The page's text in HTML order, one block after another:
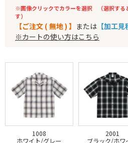
※画像クリックでカラーを選択 （選択する
す）
【ご注文 ( 無地 ) 】 または 【加工見
※カートの使い方はこちら
1008
2001